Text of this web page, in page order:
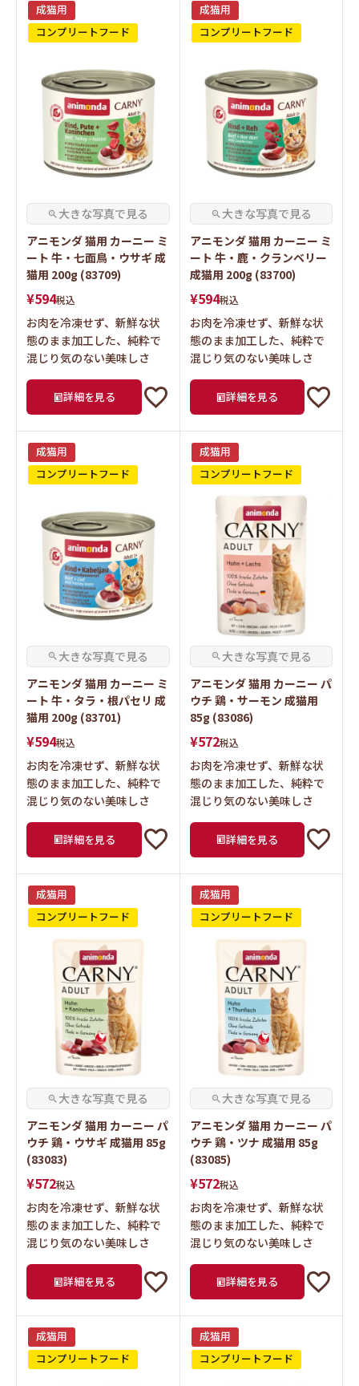
成猫用
コンプリートフード
アニモンダ 猫用 カーニー ミ
ート 牛・七面鳥・ウサギ 成
猫用 200g (83709)
¥594税込
お肉を冷凍せず、新鮮な状
態のまま加工した、純粋で
混じり気のない美味しさ
詳細を見る
成猫用
コンプリートフード
アニモンダ 猫用 カーニー ミ
ート 牛・鹿・クランベリー
成猫用 200g (83700)
¥594税込
お肉を冷凍せず、新鮮な状
態のまま加工した、純粋で
混じり気のない美味しさ
詳細を見る
成猫用
コンプリートフード
アニモンダ 猫用 カーニー ミ
ート 牛・タラ・根パセリ 成
猫用 200g (83701)
¥594税込
お肉を冷凍せず、新鮮な状
態のまま加工した、純粋で
混じり気のない美味しさ
詳細を見る
成猫用
コンプリートフード
アニモンダ 猫用 カーニー パ
ウチ 鶏・サーモン 成猫用
85g (83086)
¥572税込
お肉を冷凍せず、新鮮な状
態のまま加工した、純粋で
混じり気のない美味しさ
詳細を見る
成猫用
コンプリートフード
アニモンダ 猫用 カーニー パ
ウチ 鶏・ウサギ 成猫用 85g
(83083)
¥572税込
お肉を冷凍せず、新鮮な状
態のまま加工した、純粋で
混じり気のない美味しさ
詳細を見る
成猫用
コンプリートフード
アニモンダ 猫用 カーニー パ
ウチ 鶏・ツナ 成猫用 85g
(83085)
¥572税込
お肉を冷凍せず、新鮮な状
態のまま加工した、純粋で
混じり気のない美味しさ
詳細を見る
成猫用
コンプリートフード
成猫用
コンプリートフード